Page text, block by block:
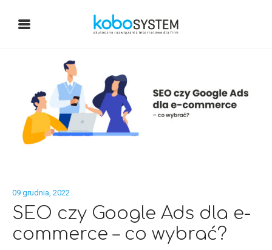
09 grudnia, 2022
SEO czy Google Ads dla e-
commerce – co wybrać?